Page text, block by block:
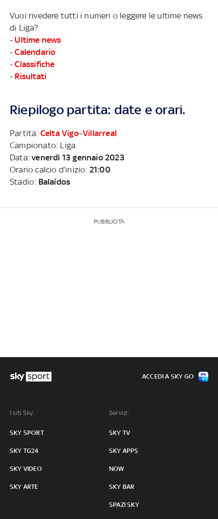
Vuoi rivedere tutti i numeri o leggere le ultime news
di Liga?
- Ultime news
-Calendario
-Classifiche
- Risultati
Riepilogo partita: date e orari.
Partita: Celta Vigo–Villarreal
Campionato: Liga
Data:venerdì 13 gennaio 2023
Orario calcio d’inizio: 21:00
Stadio: Balaídos
PUBBLICITÀ
I siti Sky:
SKY SPORT
SKY TG24
SKY VIDEO
SKY ARTE
Servizi:
SKY TV
SKY APPS
NOW
SKY BAR
SPAZI SKY
ACCEDI A SKY GO